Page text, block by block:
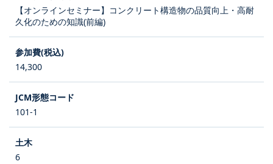
【オンラインセミナー】コンクリート構造物の品質向上・高耐
久化のための知識(前編)
14,300
101-1
6